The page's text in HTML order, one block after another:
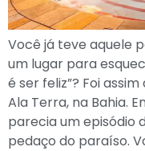
Você já teve aquele
um lugar para
é ser feliz”? Foi
Ala Terra, na Bahia.
parecia um episódio
pedaço do paraíso.